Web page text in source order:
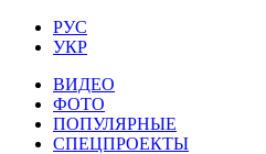
РУС
УКР
ВИДЕО
ФОТО
ПОПУЛЯРНЫЕ
СПЕЦПРОЕКТЫ